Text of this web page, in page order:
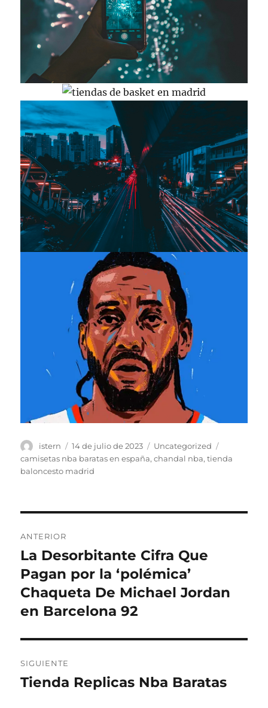
Autor
istern
Publicado
el
14 de julio de 2023 Categorías
Uncategorized
camisetas nba baratas en españa,chandal nba,tienda
baloncesto madrid
de
entradas
ANTERIOR
Entrada
anterior:
La Desorbitante Cifra Que
Pagan por la ‘polémica’
Chaqueta De Michael Jordan
en Barcelona 92
SIGUIENTE
Entrada
Tienda Replicas Nba Baratas